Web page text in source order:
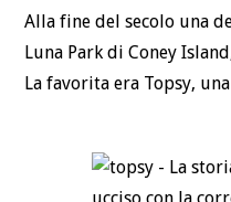
BLOG
CONTATTI
Alla fine del secolo una
Luna Park di Coney
La favorita era Topsy,